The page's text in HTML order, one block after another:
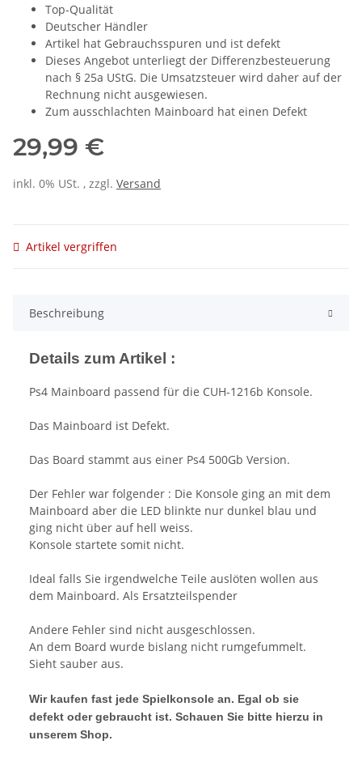
Top-Qualität
Deutscher Händler
Artikel hat Gebrauchsspuren und ist defekt
Dieses Angebot unterliegt der Differenzbesteuerung
nach § 25a UStG. Die Umsatzsteuer wird daher auf der
Rechnung nicht ausgewiesen.
Zum ausschlachten Mainboard hat einen Defekt
29,99 €
inkl. 0% USt. , zzgl. Versand
Artikel vergriffen
Beschreibung
Details zum Artikel :
Ps4 Mainboard passend für die CUH-1216b Konsole.
Das Mainboard ist Defekt.
Das Board stammt aus einer Ps4 500Gb Version.
Der Fehler war folgender : Die Konsole ging an mit dem
Mainboard aber die LED blinkte nur dunkel blau und
ging nicht über auf hell weiss.
Konsole startete somit nicht.
Ideal falls Sie irgendwelche Teile auslöten wollen aus
dem Mainboard. Als Ersatzteilspender
Andere Fehler sind nicht ausgeschlossen.
An dem Board wurde bislang nicht rumgefummelt.
Sieht sauber aus.
Wir kaufen fast jede Spielkonsole an. Egal ob sie
defekt oder gebraucht ist. Schauen Sie bitte hierzu in
unserem Shop.